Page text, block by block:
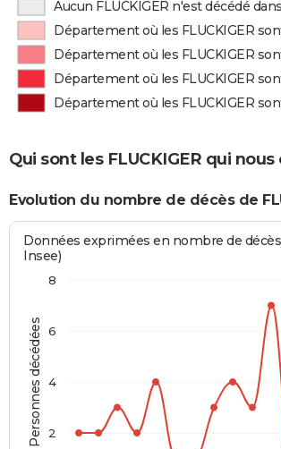
Aucun FLUCKIGER n'est décédé
Département où les FLUCKIGER
Département où les FLUCKIGER
Département où les FLUCKIGER
Département où les FLUCKIGER
Qui sont les FLUCKIGER qui
Evolution du nombre de décès de
Personnes décédées
Données exprimées en nombre de
Insee)
2
4
6
8